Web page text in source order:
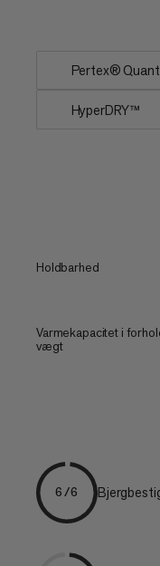
Pertex®
HyperDRY™
Holdbarhed
Varmekapacitet i
vægt
6/6